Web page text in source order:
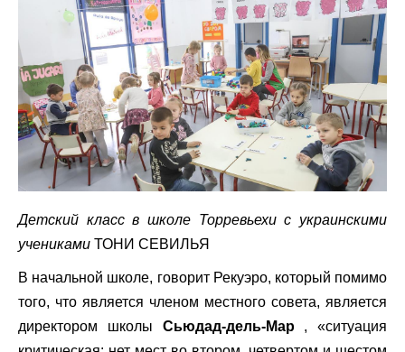
Детский класс в школе Торревьехи с украинскими
учениками ТОНИ СЕВИЛЬЯ
В начальной школе, говорит Рекуэро, который помимо
того, что является членом местного совета, является
директором школы Сьюдад-дель-Мар, «ситуация